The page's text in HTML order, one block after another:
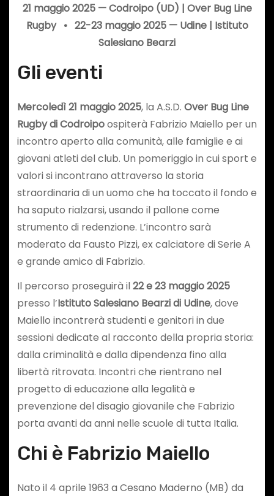
21 maggio 2025 — Codroipo (UD) | Over Bug Line
Rugby • 22-23 maggio 2025 — Udine | Istituto
Salesiano Bearzi
Gli eventi
Mercoledì 21 maggio 2025, la A.S.D. Over Bug Line
Rugby di Codroipoospiterà Fabrizio Maiello per un
incontro aperto alla comunità, alle famiglie e ai
giovani atleti del club. Un pomeriggio in cui sport e
valori si incontrano attraverso la storia
straordinaria di un uomo che ha toccato il fondo e
ha saputo rialzarsi, usando il pallone come
strumento di redenzione. L’incontro sarà
moderato da Fausto Pizzi, ex calciatore di Serie A
e grande amico di Fabrizio.
Il percorso proseguirà il22 e 23 maggio 2025
presso l’Istituto Salesiano Bearzi di Udine, dove
Maiello incontrerà studenti e genitori in due
sessioni dedicate al racconto della propria storia:
dalla criminalità e dalla dipendenza fino alla
libertà ritrovata. Incontri che rientrano nel
progetto di educazione alla legalità e
prevenzione del disagio giovanile che Fabrizio
porta avanti da anni nelle scuole di tutta Italia.
Chi è Fabrizio Maiello
Nato il 4 aprile 1963 a Cesano Maderno (MB) da